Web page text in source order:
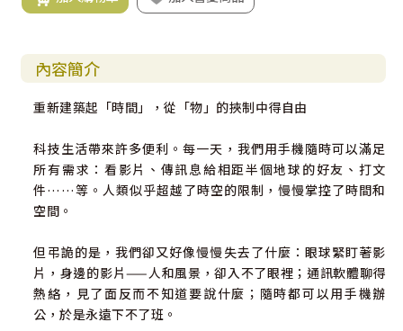
內容簡介
重新建築起「時間」，從「物」的挾制中得自由
科技生活帶來許多便利。每一天，我們用手機隨時可以滿足
所有需求：看影片、傳訊息給相距半個地球的好友、打文
件……等。人類似乎超越了時空的限制，慢慢掌控了時間和
空間。
但弔詭的是，我們卻又好像慢慢失去了什麼：眼球緊盯著影
片，身邊的影片——人和風景，卻入不了眼裡；通訊軟體聊得
熱絡，見了面反而不知道要說什麼；隨時都可以用手機辦
公，於是永遠下不了班。